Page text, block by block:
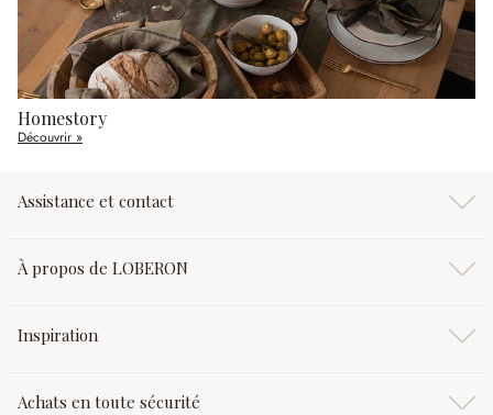
Homestory
Découvrir »
Assistance et contact
À propos de LOBERON
Inspiration
Achats en toute sécurité